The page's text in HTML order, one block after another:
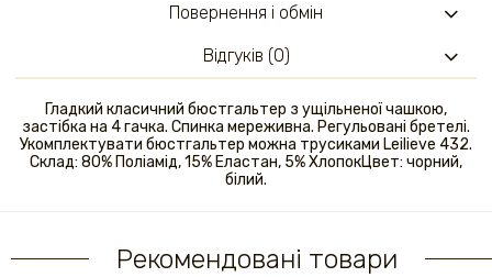
Гладкий класичний бюстгальтер з ущільненої чашкою,
застібка на 4 гачка. Спинка мереживна. Регульовані бретелі.
Укомплектувати бюстгальтер можна трусиками Leilieve 432.
Склад: 80% Поліамід, 15% Еластан, 5% ХлопокЦвет: чорний,
білий.
Повернення і обмін
Відгуків (0)
Рекомендовані товари